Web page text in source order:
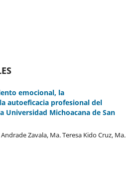
emocional, la
autoeficacia profesional del
Universidad Michoacana de San
Zavala, Ma. Teresa Kido Cruz, Ma.